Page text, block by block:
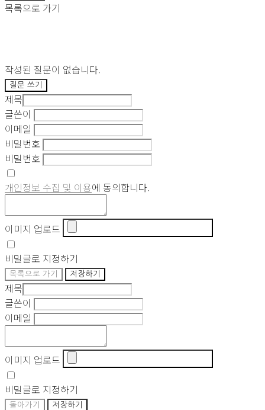
목록으로 가기
작성된 질문이 없습니다.
질문 쓰기
제목
글쓴이
이메일
비밀번호
비밀번호
개인정보 수집 및 이용에 동의합니다.
이미지 업로드
비밀글로 지정하기
목록으로 가기 저장하기
제목
글쓴이
이메일
이미지 업로드
비밀글로 지정하기
돌아가기 저장하기